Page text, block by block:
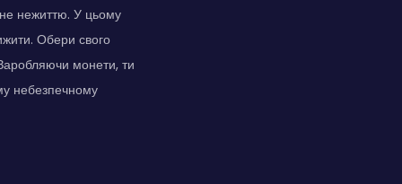
нежиттю. У цьому
Обери свого
монети, ти
небезпечному